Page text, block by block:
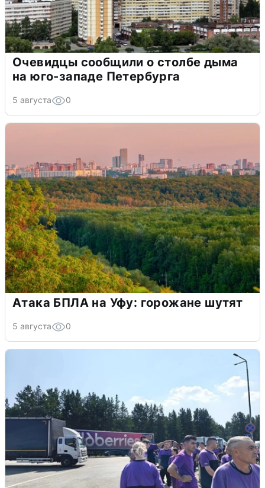
Очевидцы сообщили о столбе дыма
на юго-западе Петербурга
5 августа 0
Атака БПЛА на Уфу: горожане шутят
5 августа 0